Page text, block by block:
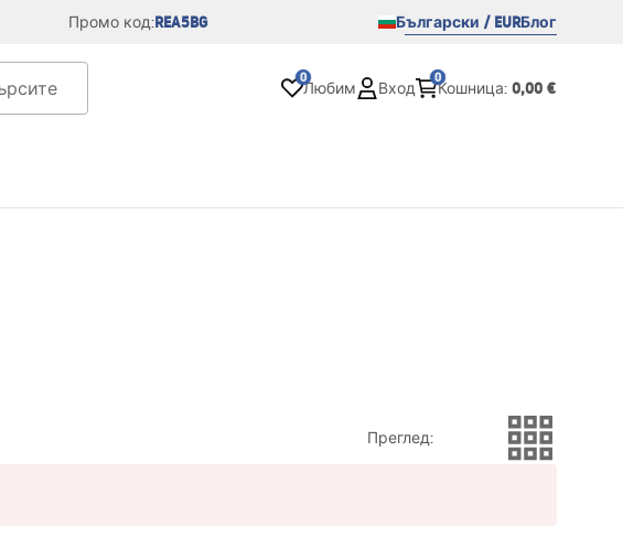
Промо код:REA5BG Български / EURБлог
0
Любим Вход
0
Кошница: 0,00 €
Преглед: